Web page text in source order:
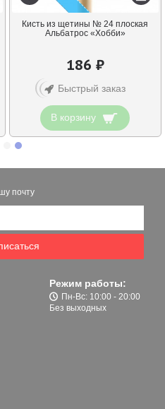
Кисть из щетины № 24 плоская
Альбатрос «Хобби»
186 ₽
Быстрый заказ
В корзину
почту
Режим работы:
Пн-Вс: 10:00 - 20:00
Без выходных